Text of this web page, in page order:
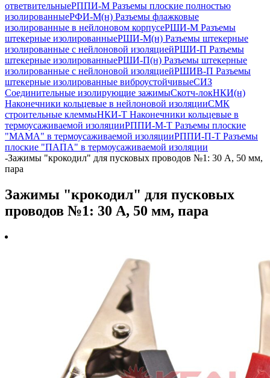
ответвительныеРППИ-М Разъемы плоские полностью
изолированныеРФИ-М(н) Разъемы флажковые
изолированные в нейлоновом корпусеРШИ-М Разъемы
штекерные изолированныеРШИ-М(н) Разъемы штекерные
изолированные с нейлоновой изоляциейРШИ-П Разъемы
штекерные изолированныеРШИ-П(н) Разъемы штекерные
изолированные с нейлоновой изоляциейРШИВ-П Разъемы
штекерные изолированные виброустойчивыеСИЗ
Соединительные изолирующие зажимыСкотч-локНКИ(н)
Наконечники кольцевые в нейлоновой изоляцииСМК
строительные клеммыНКИ-Т Наконечники кольцевые в
термоусаживаемой изоляцииРППИ-М-Т Разъемы плоские
"МАМА" в термоусаживаемой изоляцииРППИ-П-Т Разъемы
плоские "ПАПА" в термоусаживаемой изоляции
-Зажимы "крокодил" для пусковых проводов №1: 30 А, 50 мм,
пара
Зажимы "крокодил" для пусковых
проводов №1: 30 А, 50 мм, пара